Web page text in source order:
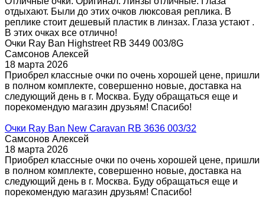
отдыхают. Были до этих очков люксовая реплика. В
реплике стоит дешевый пластик в линзах. Глаза устают .
В этих очках все отлично!
Очки Ray Ban Highstreet RB 3449 003/8G
Самсонов Алексей
18 марта 2026
Приобрел классные очки по очень хорошей цене, пришли
в полном комплекте, совершенно новые, доставка на
следующий день в г. Москва. Буду обращаться еще и
порекомендую магазин друзьям! Спасибо!
Очки Ray Ban New Caravan RB 3636 003/32
Самсонов Алексей
18 марта 2026
Приобрел классные очки по очень хорошей цене, пришли
в полном комплекте, совершенно новые, доставка на
следующий день в г. Москва. Буду обращаться еще и
порекомендую магазин друзьям! Спасибо!